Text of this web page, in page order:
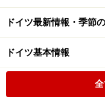
ドイツ最新情報・季節
ドイツ基本情報